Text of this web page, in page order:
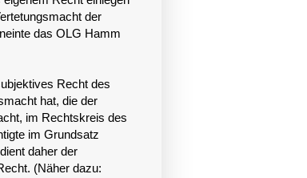
der
das OLG Hamm
Recht des
hat, die der
im Rechtskreis des
im Grundsatz
daher der
(Näher dazu: